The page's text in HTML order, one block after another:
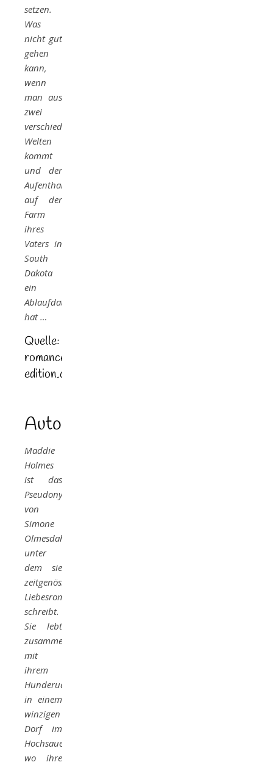
setzen.
Was
nicht gut
gehen
kann,
wenn
man aus
zwei
verschiedenen
Welten
kommt
und der
Aufenthalt
auf der
Farm
ihres
Vaters in
South
Dakota
ein
Ablaufdatum
hat …
Quelle:
romance-
edition.com
Autorin
Maddie
Holmes
ist das
Pseudonym
von
Simone
Olmesdahl,
unter
dem sie
zeitgenössische
Liebesromane
schreibt.
Sie lebt
zusammen
mit
ihrem
Hunderudel
in einem
winzigen
Dorf im
Hochsauerland,
wo ihre